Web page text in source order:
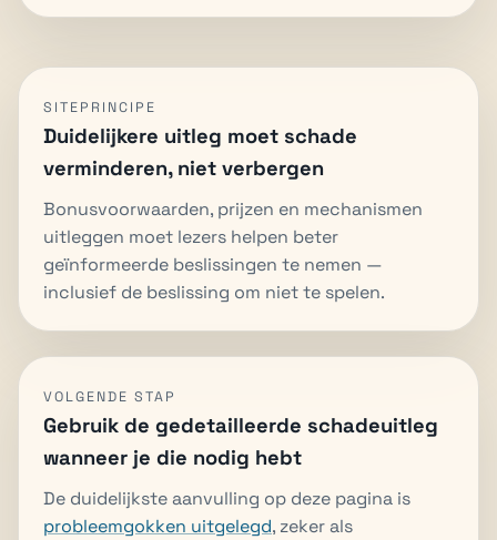
SITEPRINCIPE
Duidelijkere uitleg moet schade
verminderen, niet verbergen
Bonusvoorwaarden, prijzen en mechanismen
uitleggen moet lezers helpen beter
geïnformeerde beslissingen te nemen —
inclusief de beslissing om niet te spelen.
VOLGENDE STAP
Gebruik de gedetailleerde schadeuitleg
wanneer je die nodig hebt
De duidelijkste aanvulling op deze pagina is
probleemgokken uitgelegd, zeker als